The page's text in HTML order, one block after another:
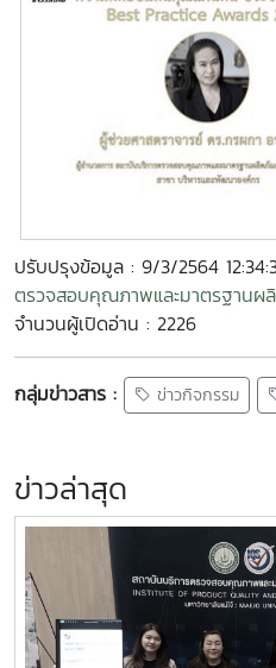
ปรับปรุงข้อมูล : 9/3/2564
ตรวจสอบคุณภาพและมาตรฐานผ
จำนวนผู้เปิดอ่าน : 2226
กลุ่มข่าวสาร : ข่าวกิจกรรม
ข่าวล่าสุด